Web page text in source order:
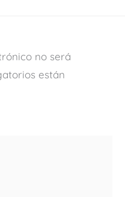
no será
están